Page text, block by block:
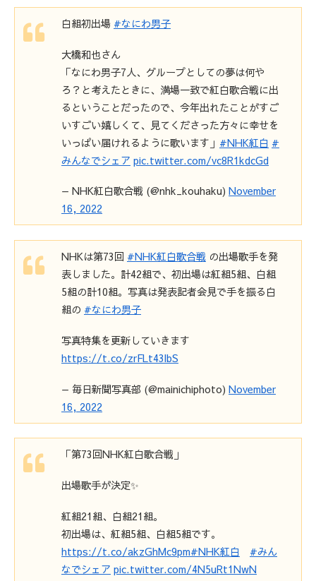
白組初出場 #なにわ男子
大橋和也さん
「なにわ男子7人、グループとしての夢は何や
ろ？と考えたときに、満場一致で紅白歌合戦に出
るということだったので、今年出れたことがすご
いすごい嬉しくて、見てくださった方々に幸せを
いっぱい届けれるように歌います」 #NHK紅白 #
みんなでシェア pic.twitter.com/vc8R1kdcGd
— NHK紅白歌合戦 (@nhk_kouhaku) November
16, 2022
NHKは第73回 #NHK紅白歌合戦 の出場歌手を発
表しました。計42組で、初出場は紅組5組、白組
5組の計10組。写真は発表記者会見で手を振る白
組の #なにわ男子
写真特集を更新していきます
https://t.co/zrFLt43lbS
— 毎日新聞写真部 (@mainichiphoto) November
16, 2022
「第73回NHK紅白歌合戦」
出場歌手が決定✨
紅組21組、白組21組。
初出場は、紅組5組、白組5組です。
https://t.co/akzGhMc9pm#NHK紅白
#みん
なでシェア pic.twitter.com/4N5uRt1NwN